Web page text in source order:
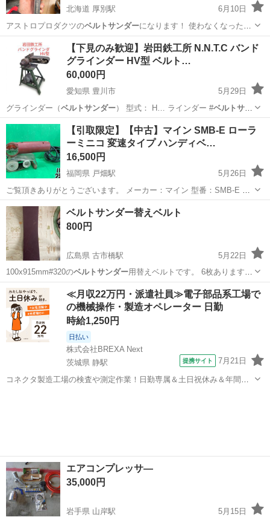
北海道 厚別駅
6月10日
アストロプロダクツのベルトサンダーになります！ 使わなくなったの
で！…
北海道 厚別駅 その他 ベルトサンダー
【下見のみ歓迎】岩田鉄工所 N.N.T.C バンド
グラインダー HV型 ベルト…
60,000円
愛知県 豊川市
5月29日
グラインダー（ベルトサンダー） 型式： H… ラインダー #ベルトサン
ダー#岩田鉄工所…
愛知 豊川市 その他 木工機械
【引取限定】【中古】マイン SMB-E ローラ
ーミニコ 変速タイプ ハンディベ…
16,500円
福岡県 戸畑駅
5月26日
ご覧頂きありがとうございます。 メーカー：マイン 型番：SMB-E 商
品名:ローラーミニコ 状態：中古です。 店頭にてご覧下さい。 ◆ハン
ズクラフト戸畑店 【住所】〒804-002...
福岡 北九州市 戸畑駅 その他 ハンズクラフト
ベルトサンダー替えベルト
800円
広島県 古市橋駅
5月22日
100x915mm#320のベルトサンダー用替えベルトです。 6枚あります。
…広島 広島市 古市橋駅 バッグ ベルトサンダー
≪月収22万円・派遣社員≫電子部品系工場で
の機械操作・製造オペレーター 日勤
時給1,250円
日払い
株式会社BREXA Next
茨城県 静駅
提携サイト 7月21日
コネクタ製造工場の検査や測定作業！日勤専属＆土日祝休み＆年間休
エアコンプレッサ―
35,000円
岩手県 山岸駅
5月15日